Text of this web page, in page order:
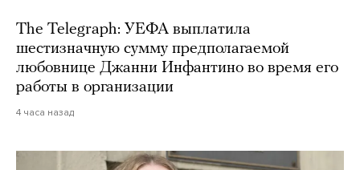
The Telegraph: УЕФА выплатила
шестизначную сумму предполагаемой
любовнице Джанни Инфантино во время его
работы в организации
4 часа назад